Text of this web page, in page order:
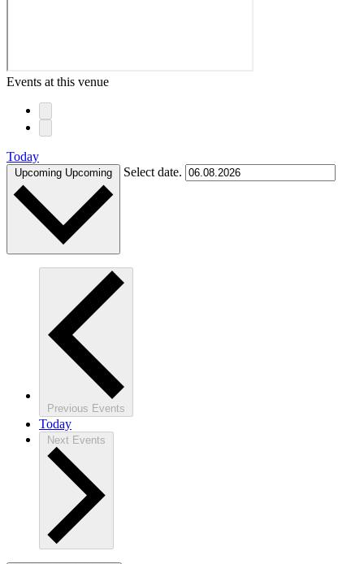
Events at this venue
Today
Upcoming Upcoming Select date.
Previous Events
Today
Next Events